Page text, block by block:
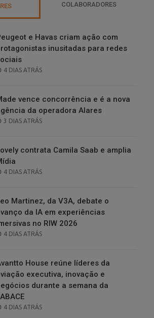
COLABORADORES
e Havas criam ação com
inusitadas para redes
POSTED
4 DIAS ATRÁS
vence concorrência e é a nova
da operadora Alares
POSTED
3 DIAS ATRÁS
contrata Camila Saab e amplia
POSTED
4 DIAS ATRÁS
Martinez, da V3A, debate o
da IA em experiências
no RIW 2026
POSTED
4 DIAS ATRÁS
House reúne líderes da
executiva, inovação e
durante a semana da
POSTED
4 DIAS ATRÁS